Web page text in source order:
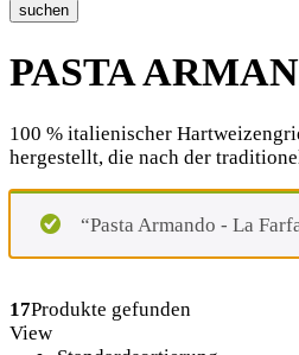
suchen
PASTA
100 % italienischer
hergestellt, die nach der
“Pasta Armando - La
17Produkte gefunden
View